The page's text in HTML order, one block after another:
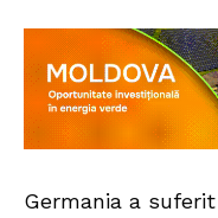
Germania a